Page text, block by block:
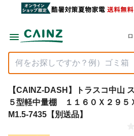
【CAINZ-DASH】トラスコ中山
５型軽中量棚 １１６０Ｘ２９
M1.5-7435【別送品】